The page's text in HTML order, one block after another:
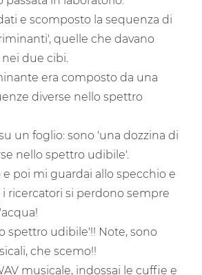
e scomposto la sequenza di
quelle che davano
due cibi.
era composto da una
diverse nello spettro
un foglio: sono 'una dozzina di
nello spettro udibile'.
e poi mi guardai allo specchio e
i ricercatori si perdono sempre
spettro udibile'!! Note, sono
che scemo!!
musicale, indossai le cuffie e